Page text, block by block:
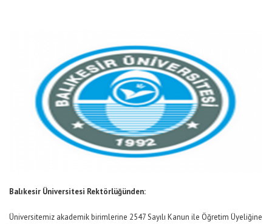
Balıkesir Üniversitesi Rektörlüğünden:
Üniversitemiz akademik birimlerine 2547 Sayılı Kanun ile Öğretim Üyeliğine